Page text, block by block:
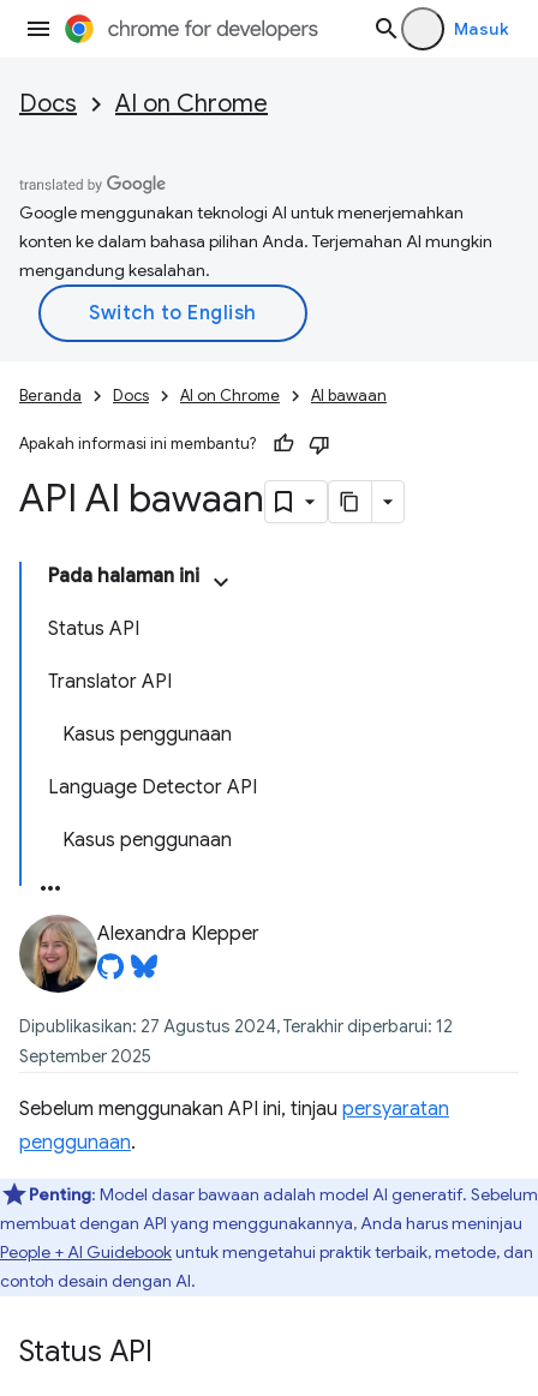
Masuk
Docs AI on Chrome
Google menggunakan teknologi AI untuk menerjemahkan
konten ke dalam bahasa pilihan Anda. Terjemahan AI mungkin
mengandung kesalahan.
Beranda Docs AI on Chrome AI bawaan
Apakah informasi ini membantu?
API AI bawaan
Pada halaman ini
Status API
Translator API
Kasus penggunaan
Language Detector API
Kasus penggunaan
Alexandra Klepper
Dipublikasikan: 27 Agustus 2024, Terakhir diperbarui: 12
September 2025
Sebelum menggunakan API ini, tinjau persyaratan
penggunaan.
Penting: Model dasar bawaan adalah model AI generatif. Sebelum
membuat dengan API yang menggunakannya, Anda harus meninjau
People + AI Guidebookuntuk mengetahui praktik terbaik, metode, dan
contoh desain dengan AI.
Status API